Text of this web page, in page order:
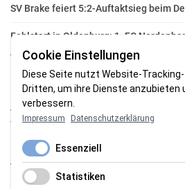
SV Brake feiert 5:2-Auftaktsieg beim
Fehlstart in Oldenburg: 1. FC
Auftakt
Fußball in der Wesermarsch: Die
Aufstieg geschafft: HSG-Unterweser-
für die Oberliga
HSG Unterweser startet mit neuem
Vorbereitung
Cookie Einstellungen
Diese Seite nutzt Website-
Dritten, um ihre Dienste anzubieten
verbessern.
Impressum Datenschutzerklärung
Essenziell
Statistiken